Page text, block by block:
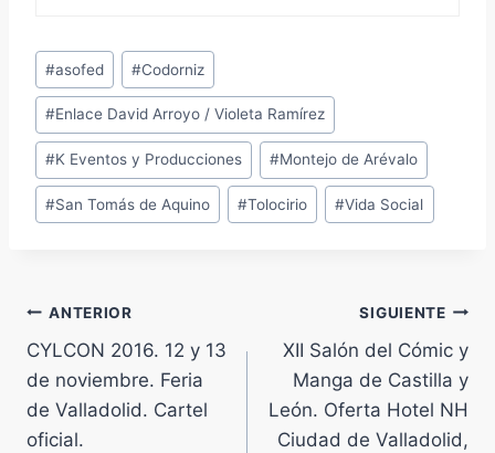
Etiquetas
de
la
entrada:
#asofed #Codorniz
#Enlace David Arroyo / Violeta Ramírez
#K Eventos y Producciones #Montejo de Arévalo
#San Tomás de Aquino #Tolocirio #Vida Social
Navegación
de
entradas
ANTERIOR
CYLCON 2016. 12 y 13
de noviembre. Feria
de Valladolid. Cartel
oficial.
SIGUIENTE
XII Salón del Cómic y
Manga de Castilla y
León. Oferta Hotel NH
Ciudad de Valladolid,